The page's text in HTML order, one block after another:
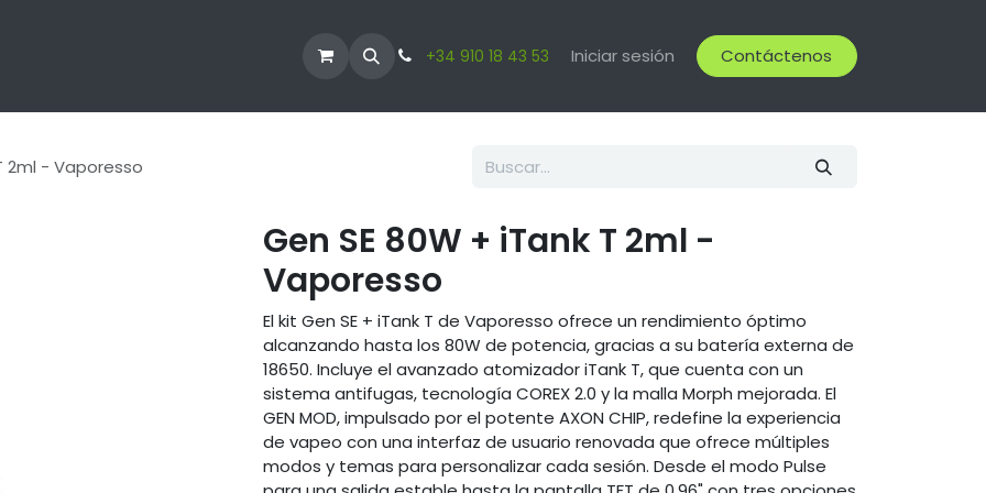
CBD +34 910 18 43 53 Iniciar sesión Contáctenos
2ml - Vaporesso
Gen SE 80W + iTank T 2ml -
Vaporesso
El kit Gen SE + iTank T de Vaporesso ofrece un rendimiento óptimo
alcanzando hasta los 80W de potencia, gracias a su batería externa de
18650. Incluye el avanzado atomizador iTank T, que cuenta con un
sistema antifugas, tecnología COREX 2.0 y la malla Morph mejorada. El
GEN MOD, impulsado por el potente AXON CHIP, redefine la experiencia
de vapeo con una interfaz de usuario renovada que ofrece múltiples
modos y temas para personalizar cada sesión. Desde el modo Pulse